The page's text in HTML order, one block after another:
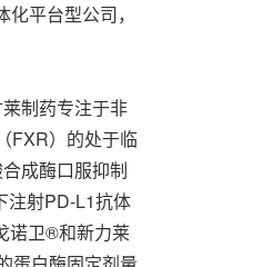
平台型公司，
制药专注于非
FXR）的处于临
成酶口服抑制
注射PD-L1抗体
诺卫®和新力莱